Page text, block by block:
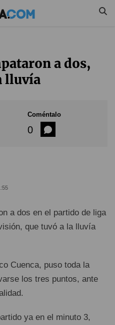
a dos,
lluvía
Coméntalo
0
a dos en el partido de liga
que tuvó a la lluvía
Cuenca, puso toda la
los tres puntos, ante
ya en el minuto 3,